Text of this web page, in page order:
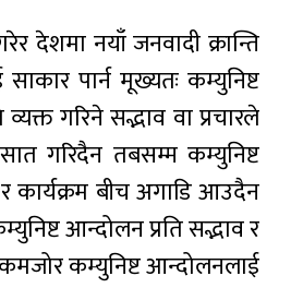
देशमा नयाँ जनवादी क्रान्ति
पार्न मूख्यतः कम्युनिष्ट
गरिने सद्भाव वा प्रचारले
गरिदैन तबसम्म कम्युनिष्ट
बीच अगाडि आउदैन
आन्दोलन प्रति सद्भाव र
कम्युनिष्ट आन्दोलनलाई